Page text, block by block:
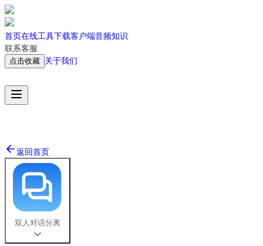
首页在线工具下载客户端音频知识
联系客服
点击收藏 关于我们
返回首页
双人对话分离